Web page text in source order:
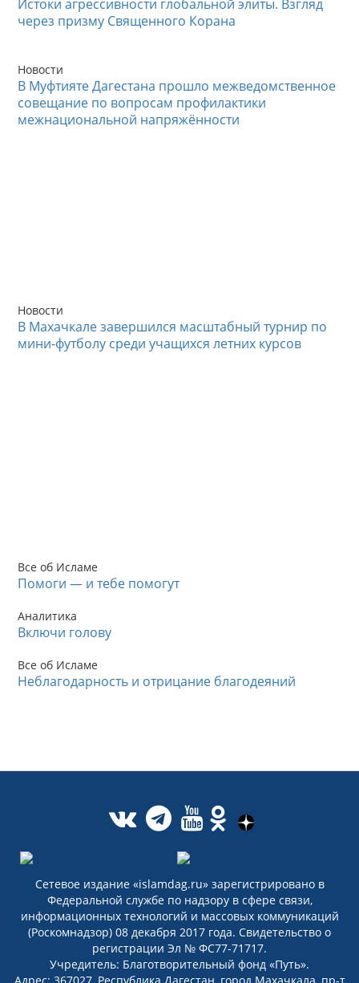
Истоки агрессивности глобальной элиты. Взгляд
через призму Священного Корана
Новости
В Муфтияте Дагестана прошло межведомственное
совещание по вопросам профилактики
межнациональной напряжённости
Новости
В Махачкале завершился масштабный турнир по
мини-футболу среди учащихся летних курсов
Все об Исламе
Помоги — и тебе помогут
Аналитика
Включи голову
Все об Исламе
Неблагодарность и отрицание благодеяний
Сетевое издание «islamdag.ru» зарегистрировано в
Федеральной службе по надзору в сфере связи,
информационных технологий и массовых коммуникаций
(Роскомнадзор) 08 декабря 2017 года. Свидетельство о
регистрации Эл № ФС77-71717.
Учредитель: Благотворительный фонд «Путь».